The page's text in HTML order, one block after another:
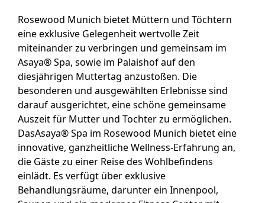
Rosewood Munich bietet Müttern und Töchtern
eine exklusive Gelegenheit wertvolle Zeit
miteinander zu verbringen und gemeinsam im
Asaya® Spa, sowie im Palaishof auf den
diesjährigen Muttertag anzustoßen. Die
besonderen und ausgewählten Erlebnisse sind
darauf ausgerichtet, eine schöne gemeinsame
Auszeit für Mutter und Tochter zu ermöglichen.
DasAsaya® Spa im Rosewood Munich bietet eine
innovative, ganzheitliche Wellness-Erfahrung an,
die Gäste zu einer Reise des Wohlbefindens
einlädt. Es verfügt über exklusive
Behandlungsräume, darunter ein Innenpool,